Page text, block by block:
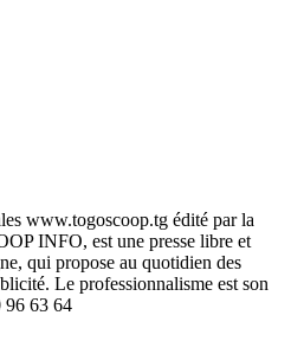
www.togoscoop.tg édité par la
INFO, est une presse libre et
qui propose au quotidien des
Le professionnalisme est son
96 63 64